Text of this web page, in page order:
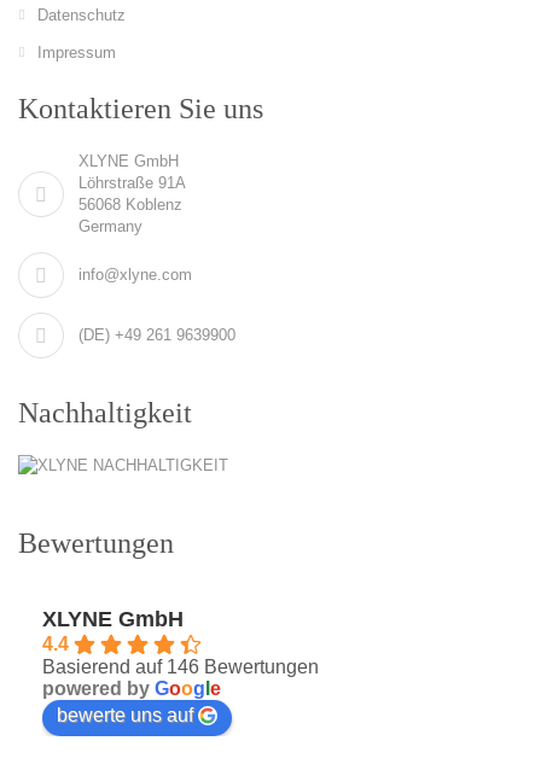
Datenschutz
Impressum
Kontaktieren Sie uns
XLYNE GmbH
Löhrstraße 91A
56068 Koblenz
Germany
info@xlyne.com
(DE) +49 261 9639900
Nachhaltigkeit
Bewertungen
XLYNE GmbH
4.4
Basierend auf 146 Bewertungen
powered by Goog e
bewerte uns auf